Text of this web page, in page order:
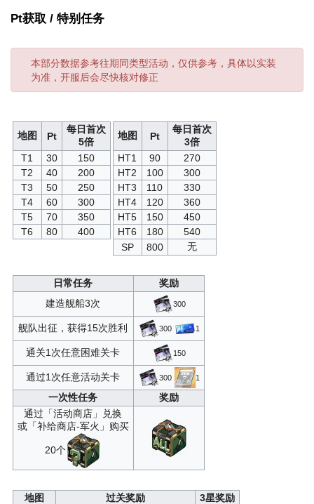
13 5000
6000 心智单元 500
16 6500 单次建造券 2
18 7500 单次建造券
19 8000 高级定向蓝图·五期
20 9000 单次建造券
21 10000 阿黛尔
22 12500 兵装强化石T3
17500 特殊兵装核心
20000 阿黛尔
26 22500 兵装重构核心T2
25000 高级定向蓝图·五期
30000 阿黛尔
29 40000 伯鲁克科技箱T5
30 50000 伯鲁克科技箱T5
Pt获取 / 特别任务
本部分数据参考往期同类型活动，仅供参考，具体以实装
为准，开服后会尽快核对修正
地图 Pt
每日首次
5倍
T1
30
150
T2
40
200
T3
50
250
T4
60
300
T5
70
350
T6
80 400
地图 Pt
每日首次
3倍
HT1
90
270
HT2
100
300
HT3
110
330
HT4
120
360
HT5
150
450
HT6
180
540
SP
800 无
日常任务
奖励
建造舰船3次
300
舰队出征，获得15次胜利 300 1
通关1次任意困难关卡 150
通过1次任意活动关卡 300 1
一次性任务
奖励
通过「活动商店」兑换
或「补给商店-军火」购买
20个
地图 过关奖励 3星奖励